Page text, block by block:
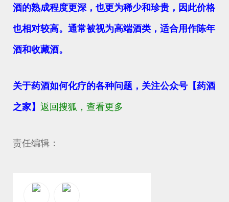
酒的熟成程度更深，也更为稀少和珍贵，因此价格
也相对较高。通常被视为高端酒类，适合用作陈年
酒和收藏酒。
关于药酒如何化疗的各种问题，关注公众号【药酒
之家】 返回搜狐，查看更多
责任编辑：